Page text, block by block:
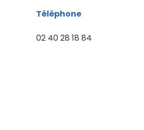
Téléphone
02 40 28 18 84